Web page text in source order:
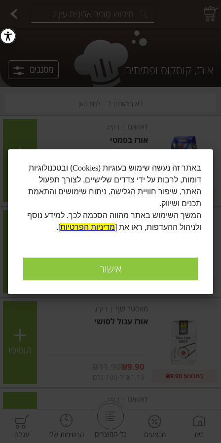
אורז, קוסקוס ופתיתים מסננים
לא מצאתם ? לחץ כאן
דאוואט 1 ק"ג
אורז בסמטי
מחיר מחירון ₪14.90
₪1.49 ל-100 גרם 2 ב-₪25
הוסיפו
דאוואט | 1 ק"ג
אורז פרסי
₪8.90
₪10.90
הוסיפו
מאסטר שף 1 ק"ג
אורז עגול לסושי
₪9.90
במבצע! ₪9.90
הוסיפו
דאוואט 1 ק"ג
אורז יסמין
בית מבצעים כל המוצרים הרשימות שלי עגלה
באתר זה נעשה שימוש בעוגיות (Cookies) ובטכנולוגיות
דומות, לרבות על ידי צדדים שלישיים, לצורך תפעול
האתר, שיפור חוויית הגלישה, ניתוח שימושים והתאמת
תכנים ושיווק.
המשך השימוש באתר מהווה הסכמה לכך. למידע נוסף
ולניהול ההעדפות, ראו את [מדיניות הפרטיות].
אישור